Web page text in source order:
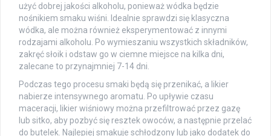
użyć dobrej jakości alkoholu, ponieważ wódka będzie
nośnikiem smaku wiśni. Idealnie sprawdzi się klasyczna
wódka, ale można również eksperymentować z innymi
rodzajami alkoholu. Po wymieszaniu wszystkich składników,
zakręć słoik i odstaw go w ciemne miejsce na kilka dni,
zalecane to przynajmniej 7-14 dni.
Podczas tego procesu smaki będą się przenikać, a likier
nabierze intensywnego aromatu. Po upływie czasu
maceracji, likier wiśniowy można przefiltrować przez gazę
lub sitko, aby pozbyć się resztek owoców, a następnie przelać
do butelek. Najlepiej smakuje schłodzony lub jako dodatek do